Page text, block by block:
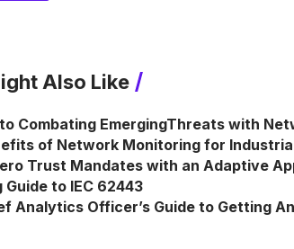
Also Like
Combating EmergingThreats with
of Network Monitoring for
Trust Mandates with an Adaptive
Guide to IEC 62443
Analytics Officer’s Guide to Getting